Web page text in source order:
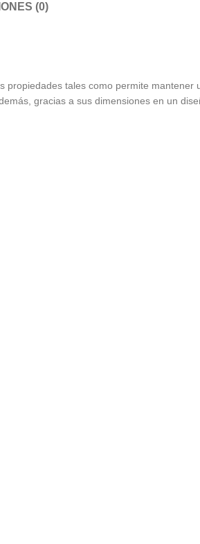
(0)
tales como permite mantener
gracias a sus dimensiones en un